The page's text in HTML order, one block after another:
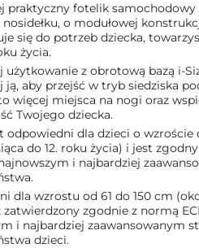
praktyczny fotelik
o modułowej
się do potrzeb dziecka,
życia.
użytkowanie z obrotową bazą i-
aby przejść w tryb siedziska
więcej miejsca na nogi oraz
Twojego dziecka.
odpowiedni dla dzieci o wzroście
do 12. roku życia) i jest
najnowszym i najbardziej
dla wzrostu od 61 do 150 cm
zatwierdzony zgodnie z normą
i najbardziej zaawansowanym
dzieci.